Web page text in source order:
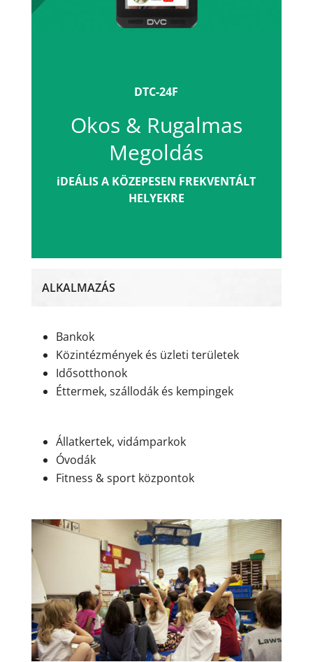
DTC-24F
Okos & Rugalmas
Megoldás
iDEÁLIS A KÖZEPESEN FREKVENTÁLT
HELYEKRE
ALKALMAZÁS
Bankok
Közintézmények és üzleti területek
Idősotthonok
Éttermek, szállodák és kempingek
Állatkertek, vidámparkok
Óvodák
Fitness & sport központok